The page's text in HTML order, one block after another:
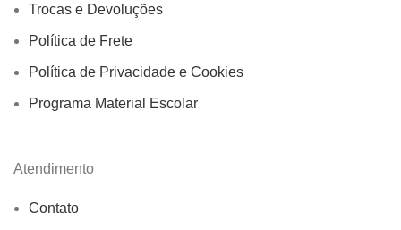
Trocas e Devoluções
Política de Frete
Política de Privacidade e Cookies
Programa Material Escolar
Atendimento
Contato